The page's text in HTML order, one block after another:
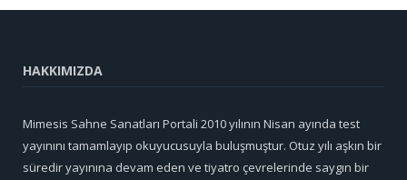
HAKKIMIZDA
Mimesis Sahne Sanatları Portali 2010 yılının Nisan ayında test
yayınını tamamlayıp okuyucusuyla buluşmuştur. Otuz yılı aşkın bir
süredir yayınına devam eden ve tiyatro çevrelerinde saygın bir